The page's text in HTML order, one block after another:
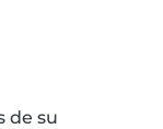
de su